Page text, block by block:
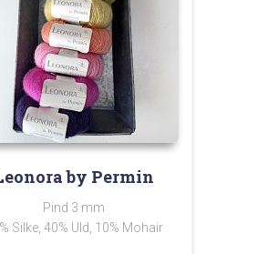
by Permin
Pind 3 mm
Silke, 40% Uld, 10% Mohair